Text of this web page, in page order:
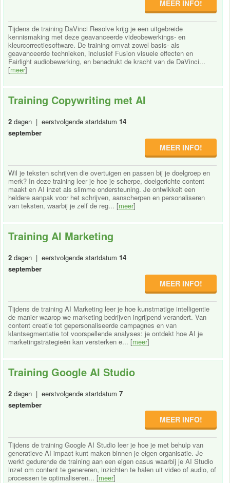
MEER INFO!
Tijdens de training DaVinci Resolve krijg je een uitgebreide
kennismaking met deze geavanceerde videobewerkings- en
kleurcorrectiesoftware. De training omvat zowel basis- als
geavanceerde technieken, inclusief Fusion visuele effecten en
Fairlight audiobewerking, en benadrukt de kracht van de DaVinci...
[meer]
Training Copywriting met AI
2 dagen | eerstvolgende startdatum 14
september
MEER INFO!
Wil je teksten schrijven die overtuigen en passen bij je doelgroep en
merk? In deze training leer je hoe je scherpe, doelgerichte content
maakt en AI inzet als slimme ondersteuning. Je ontwikkelt een
heldere aanpak voor het schrijven, aanscherpen en personaliseren
van teksten, waarbij je zelf de reg... [meer]
Training AI Marketing
2 dagen | eerstvolgende startdatum 14
september
MEER INFO!
Tijdens de training AI Marketing leer je hoe kunstmatige intelligentie
de manier waarop we marketing bedrijven ingrijpend verandert. Van
content creatie tot gepersonaliseerde campagnes en van
klantsegmentatie tot voorspellende analyses: je ontdekt hoe AI je
marketingstrategieën kan versterken e... [meer]
Training Google AI Studio
2 dagen | eerstvolgende startdatum 7
september
MEER INFO!
Tijdens de training Google AI Studio leer je hoe je met behulp van
generatieve AI impact kunt maken binnen je eigen organisatie. Je
werkt gedurende de training aan een eigen casus waarbij je AI Studio
inzet om content te genereren, inzichten te halen uit video of audio, of
processen te optimaliseren... [meer]